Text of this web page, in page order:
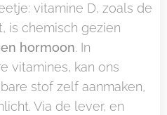
vitamine D, zoals de
is chemisch gezien
hormoon. In
vitamines, kan ons
stof zelf aanmaken,
Via de lever, en